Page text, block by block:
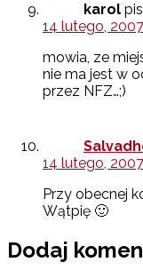
karol
14 lutego,
mowia, ze
nie ma jest w
przez NFZ…;)
14 lutego,
Przy obecnej
Wątpię 🙂
Dodaj